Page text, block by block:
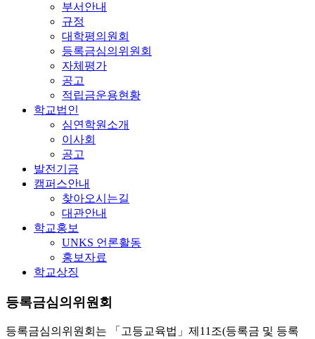
부서안내
규정
대학평의원회
등록금심의위원회
자체평가
공고
적립금운용현황
학교법인
심연학원소개
이사회
공고
발전기금
캠퍼스안내
찾아오시는길
대관안내
학교홍보
UNKS 언론활동
홍보자료
학교상징
등록금심의위원회
등록금심의위원회는 「고등교육법」제11조(등록금 및 등록